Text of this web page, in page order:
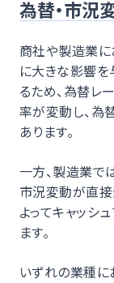
為替・市況
商社や製造業
に大きな影響
るため、為替レ
率が変動し、為
あります。
一方、製造業で
市況変動が直
よってキャッシ
ます。
いずれの業種